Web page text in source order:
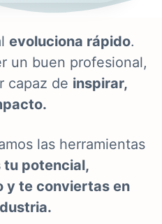
evoluciona rápido.
un buen profesional,
capaz de inspirar,
las herramientas
tu potencial,
y te conviertas en